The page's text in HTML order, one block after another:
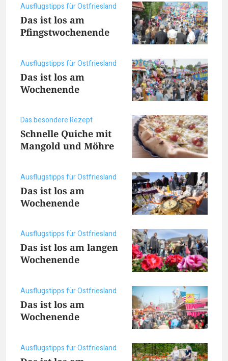
Ausflugstipps für Ostfriesland
Das ist los am
Pfingstwochenende
Ausflugstipps für Ostfriesland
Das ist los am
Wochenende
Das besondere Rezept
Schnelle Quiche mit
Mangold und Möhre
Ausflugstipps für Ostfriesland
Das ist los am
Wochenende
Ausflugstipps für Ostfriesland
Das ist los am langen
Wochenende
Ausflugstipps für Ostfriesland
Das ist los am
Wochenende
Ausflugstipps für Ostfriesland